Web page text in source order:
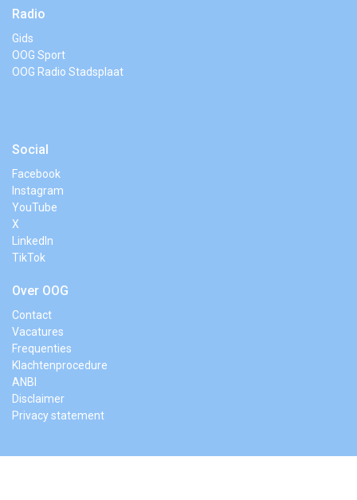
Radio
Gids
OOG Sport
OOG Radio Stadsplaat
Social
Facebook
Instagram
YouTube
X
LinkedIn
TikTok
Over OOG
Contact
Vacatures
Frequenties
Klachtenprocedure
ANBI
Disclaimer
Privacy statement